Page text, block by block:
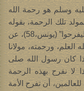
وسلم هو رحمة الله
تلك الرحمة، بقوله
تعالى ” قل بفضل الله وبرحمته فبذلك فليفرحوا” (يونس،58)، عن
ورحمته، مولانا
كان رسول الله صلى
لا نفرح بهذه الرحمة
أن تفرح الأمة